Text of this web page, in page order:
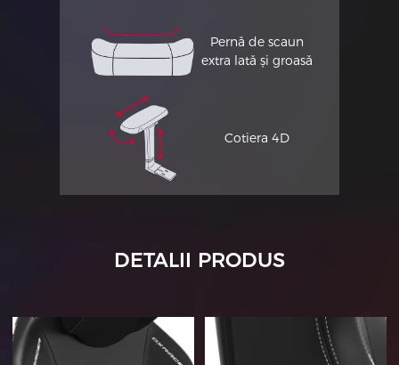
Pernă de scaun
extra lată și groasă
Cotiera 4D
DETALII PRODUS